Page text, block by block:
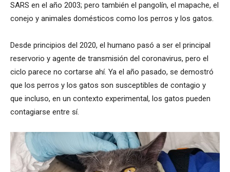
SARS en el año 2003; pero también el pangolín, el mapache, el
conejo y animales domésticos como los perros y los gatos.
Desde principios del 2020, el humano pasó a ser el principal
reservorio y agente de transmisión del coronavirus, pero el
ciclo parece no cortarse ahí. Ya el año pasado, se demostró
que los perros y los gatos son susceptibles de contagio y
que incluso, en un contexto experimental, los gatos pueden
contagiarse entre sí.